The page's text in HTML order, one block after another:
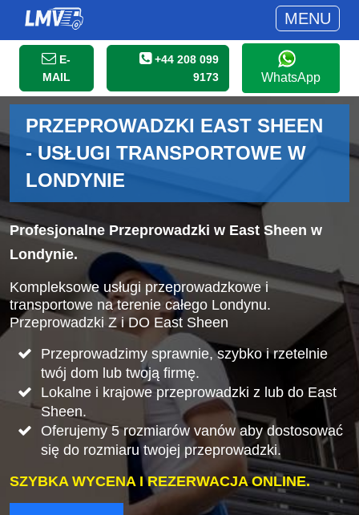
MENU
E-
MAIL
+44 208 099
9173
WhatsApp
PRZEPROWADZKI EAST SHEEN
- USŁUGI TRANSPORTOWE W
LONDYNIE
Profesjonalne Przeprowadzki w East Sheen w
Londynie.
Kompleksowe usługi przeprowadzkowe i
transportowe na terenie całego Londynu.
Przeprowadzki Z i DO East Sheen
Przeprowadzimy sprawnie, szybko i rzetelnie
twój dom lub twoją firmę.
Lokalne i krajowe przeprowadzki z lub do East
Sheen.
Oferujemy 5 rozmiarów vanów aby dostosować
się do rozmiaru twojej przeprowadzki.
SZYBKA WYCENA I REZERWACJA ONLINE.